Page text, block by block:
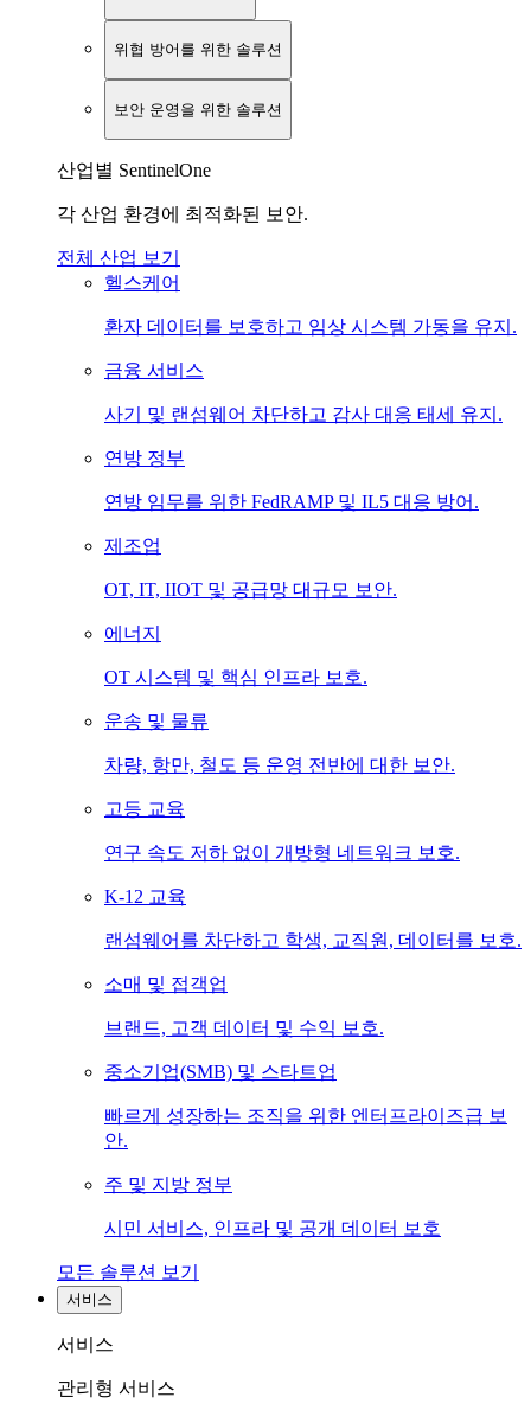
위협 방어를 위한 솔루션
보안 운영을 위한 솔루션
산업별 SentinelOne
각 산업 환경에 최적화된 보안.
전체 산업 보기
헬스케어
환자 데이터를 보호하고 임상 시스템 가동을 유지.
금융 서비스
사기 및 랜섬웨어 차단하고 감사 대응 태세 유지.
연방 정부
연방 임무를 위한 FedRAMP 및 IL5 대응 방어.
제조업
OT, IT, IIOT 및 공급망 대규모 보안.
에너지
OT 시스템 및 핵심 인프라 보호.
운송 및 물류
차량, 항만, 철도 등 운영 전반에 대한 보안.
고등 교육
연구 속도 저하 없이 개방형 네트워크 보호.
K-12 교육
랜섬웨어를 차단하고 학생, 교직원, 데이터를 보호.
소매 및 접객업
브랜드, 고객 데이터 및 수익 보호.
중소기업(SMB) 및 스타트업
빠르게 성장하는 조직을 위한 엔터프라이즈급 보
안.
주 및 지방 정부
시민 서비스, 인프라 및 공개 데이터 보호
모든 솔루션 보기
서비스
서비스
관리형 서비스